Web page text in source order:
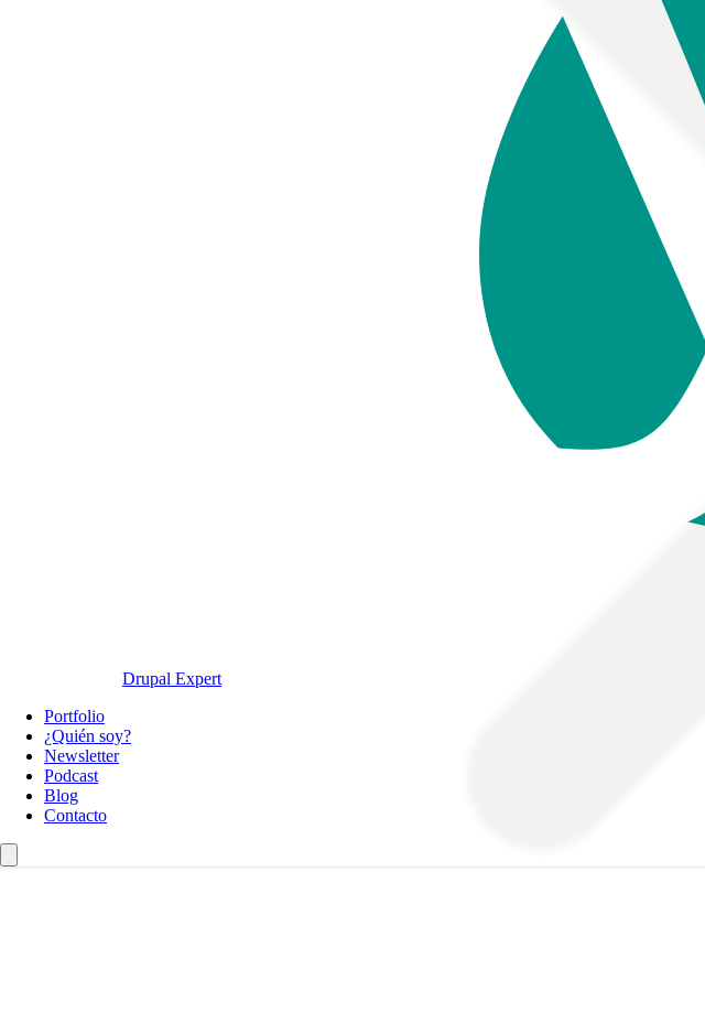
Drupal Expert
Navegación
principal
Portfolio
¿Quién soy?
Newsletter
Podcast
Blog
Contacto